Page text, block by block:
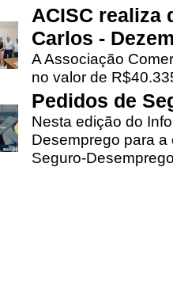
ACISC realiza
Carlos -
A Associação
no valor de
Pedidos de
Nesta edição do
Desemprego para
Seguro-